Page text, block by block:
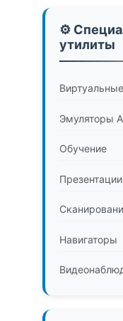
⚙️
утилиты
Эмуляторы
Обучение
Презентации
Навигаторы